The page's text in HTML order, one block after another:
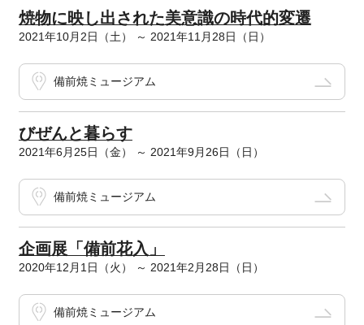
焼物に映し出された美意識の時代的変遷
2021年10月2日（土） ～ 2021年11月28日（日）
備前焼ミュージアム
びぜんと暮らす
2021年6月25日（金） ～ 2021年9月26日（日）
備前焼ミュージアム
企画展「備前花入」
2020年12月1日（火） ～ 2021年2月28日（日）
備前焼ミュージアム